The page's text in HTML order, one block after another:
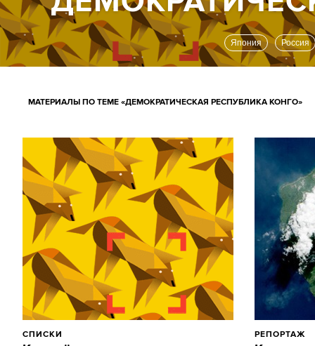
Япония Россия
МАТЕРИАЛЫ ПО ТЕМЕ «ДЕМОКРАТИЧЕСКАЯ РЕСПУБЛИКА КОНГО»
СПИСКИ РЕПОРТАЖ